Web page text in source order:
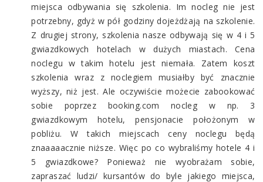
miejsca odbywania się szkolenia. Im nocleg nie jest
potrzebny, gdyż w pół godziny dojeżdżają na szkolenie.
Z drugiej strony, szkolenia nasze odbywają się w 4 i 5
gwiazdkowych hotelach w dużych miastach. Cena
noclegu w takim hotelu jest niemała. Zatem koszt
szkolenia wraz z noclegiem musiałby być znacznie
wyższy, niż jest. Ale oczywiście możecie zabookować
sobie poprzez booking.com nocleg w np. 3
gwiazdkowym hotelu, pensjonacie położonym w
pobliżu. W takich miejscach ceny noclegu będą
znaaaaacznie niższe. Więc po co wybraliśmy hotele 4 i
5 gwiazdkowe? Ponieważ nie wyobrażam sobie,
zapraszać ludzi/ kursantów do byle jakiego miejsca,